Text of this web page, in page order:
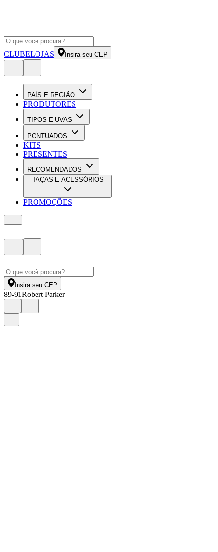
CLUBELOJAS Insira seu CEP
PAÍS E REGIÃO
PRODUTORES
TIPOS E UVAS
PONTUADOS
KITS
PRESENTES
RECOMENDADOS
TAÇAS E ACESSÓRIOS
PROMOÇÕES
Insira seu CEP
89-91Robert Parker